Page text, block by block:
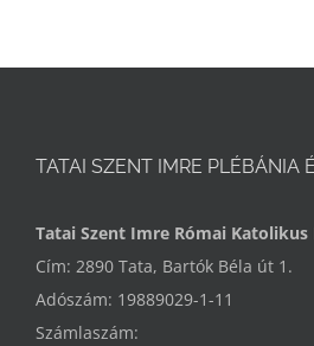
TATAI SZENT IMRE PLÉBÁNIA
Tatai Szent Imre Római Katolikus
Cím: 2890 Tata, Bartók Béla út 1.
Adószám: 19889029-1-11
Számlaszám: